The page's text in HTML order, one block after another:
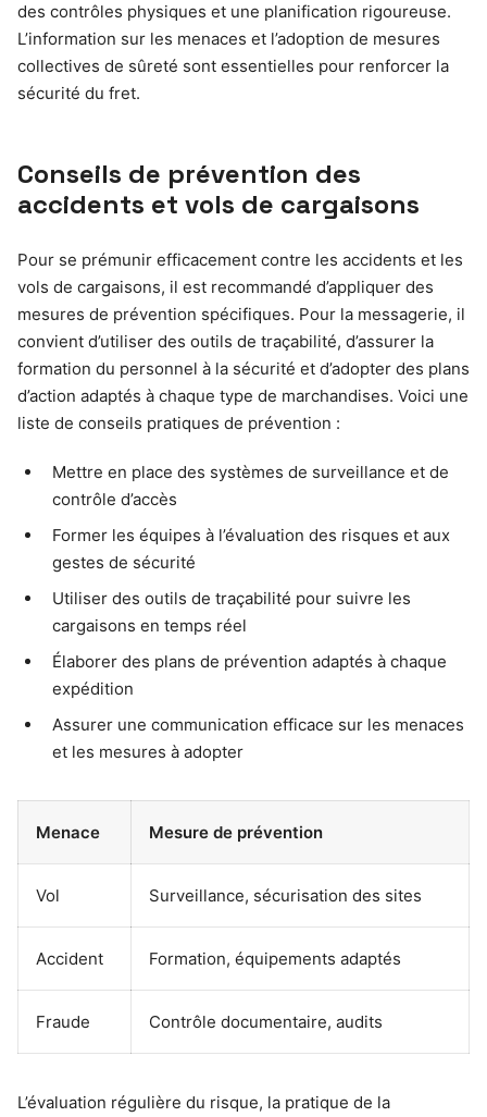
des contrôles physiques et une planification rigoureuse.
L’information sur les menaces et l’adoption de mesures
collectives de sûreté sont essentielles pour renforcer la
sécurité du fret.
Conseils de prévention des
accidents et vols de cargaisons
Pour se prémunir efficacement contre les accidents et les
vols de cargaisons, il est recommandé d’appliquer des
mesures de prévention spécifiques. Pour la messagerie, il
convient d’utiliser des outils de traçabilité, d’assurer la
formation du personnel à la sécurité et d’adopter des plans
d’action adaptés à chaque type de marchandises. Voici une
liste de conseils pratiques de prévention :
Mettre en place des systèmes de surveillance et de
contrôle d’accès
Former les équipes à l’évaluation des risques et aux
gestes de sécurité
Utiliser des outils de traçabilité pour suivre les
cargaisons en temps réel
Élaborer des plans de prévention adaptés à chaque
expédition
Assurer une communication efficace sur les menaces
et les mesures à adopter
Menace Mesure de prévention
Vol Surveillance, sécurisation des sites
Accident Formation, équipements adaptés
Fraude Contrôle documentaire, audits
L’évaluation régulière du risque, la pratique de la